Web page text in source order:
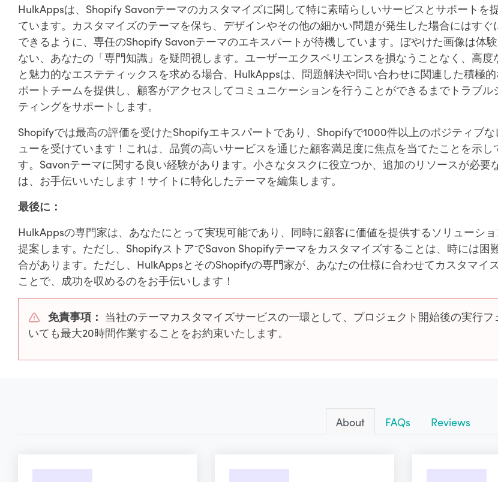
HulkAppsは、Shopify Savonテーマのカスタマイズに関して特に素晴らしいサービスとサポートを
ています。カスタマイズのテーマを保ち、デザインやその他の細かい問題が発生した場合にはすぐ
できるように、専任のShopify Savonテーマのエキスパートが待機しています。ぼやけた画像は体
ない、あなたの「専門知識」を疑問視します。ユーザーエクスペリエンスを損なうことなく、高度
と魅力的なエステティックスを求める場合、HulkAppsは、問題解決や問い合わせに関連した積極
ポートチームを提供し、顧客がアクセスしてコミュニケーションを行うことができるまでトラブル
ティングをサポートします。
Shopifyでは最高の評価を受けたShopifyエキスパートであり、Shopifyで1000件以上のポジティブな
ューを受けています！これは、品質の高いサービスを通じた顧客満足度に焦点を当てたことを示し
す。Savonテーマに関する良い経験があります。小さなタスクに役立つか、追加のリソースが必要
は、お手伝いいたします！サイトに特化したテーマを編集します。
最後に：
HulkAppsの専門家は、あなたにとって実現可能であり、同時に顧客に価値を提供するソリューシ
提案します。ただし、ShopifyストアでSavon Shopifyテーマをカスタマイズすることは、時には困
合があります。ただし、HulkAppsとそのShopifyの専門家が、あなたの仕様に合わせてカスタマイ
ことで、成功を収めるのをお手伝いします！
免責事項： 当社のテーマカスタマイズサービスの一環として、プロジェクト開始後の実行
いても最大20時間作業することをお約束いたします。
About FAQs Reviews